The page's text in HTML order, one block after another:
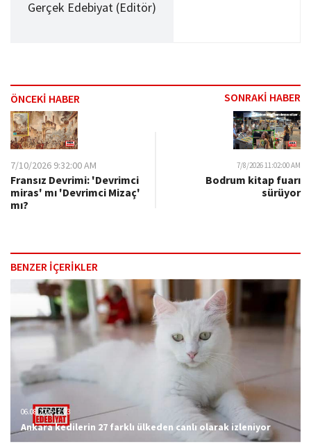
Gerçek Edebiyat (Editör)
ÖNCEKİ HABER SONRAKİ HABER
7/10/2026 9:32:00 AM
Fransız Devrimi: 'Devrimci
miras' mı 'Devrimci Mizaç'
mı?
7/8/2026 11:02:00 AM
Bodrum kitap fuarı
sürüyor
BENZER İÇERİKLER
06.08.2026 12:23
Ankara kedilerin 27 farklı ülkeden canlı olarak izleniyor